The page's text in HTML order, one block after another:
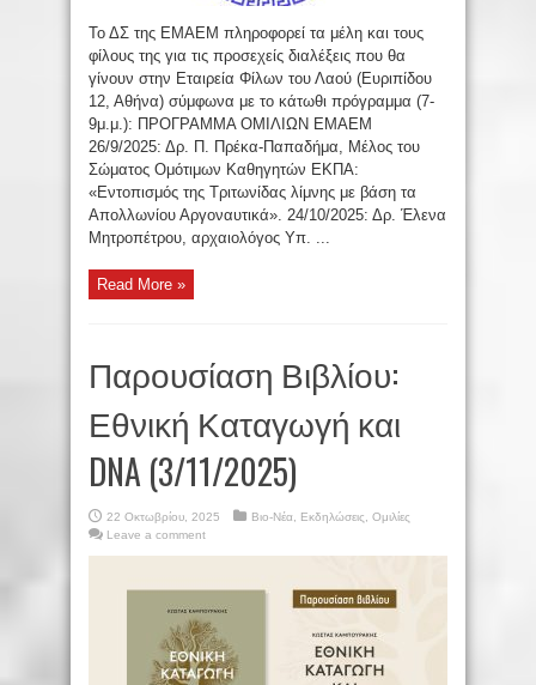
Το ΔΣ της ΕΜΑΕΜ πληροφορεί τα μέλη και τους
φίλους της για τις προσεχείς διαλέξεις που θα
γίνουν στην Εταιρεία Φίλων του Λαού (Ευριπίδου
12, Αθήνα) σύμφωνα με το κάτωθι πρόγραμμα (7-
9μ.μ.): ΠΡΟΓΡΑΜΜΑ ΟΜΙΛΙΩΝ ΕΜΑΕΜ
26/9/2025: Δρ. Π. Πρέκα-Παπαδήμα, Μέλος του
Σώματος Ομότιμων Καθηγητών ΕΚΠΑ:
«Εντοπισμός της Τριτωνίδας λίμνης με βάση τα
Απολλωνίου Αργοναυτικά». 24/10/2025: Δρ. Έλενα
Μητροπέτρου, αρχαιολόγος Υπ. ...
Read More »
Παρουσίαση Βιβλίου:
Εθνική Καταγωγή και
DNA (3/11/2025)
22 Οκτωβρίου, 2025 Βιο-Νέα Εκδηλώσεις
Ομιλίες
Leave a comment